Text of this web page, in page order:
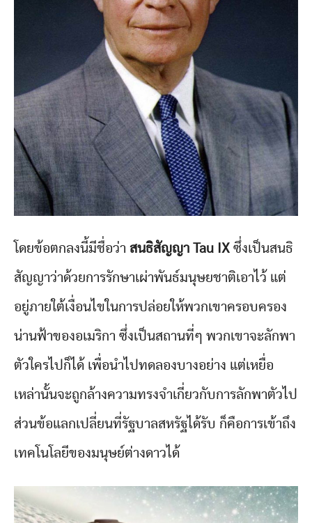
โดยข้อตกลงนี้มีชื่อว่า สนธิสัญญา Tau IX ซึ่งเป็นสนธิ
สัญญาว่าด้วยการรักษาเผ่าพันธ์มนุษยชาติเอาไว้ แต่
อยู่ภายใต้เงื่อนไขในการปล่อยให้พวกเขาครอบครอง
น่านฟ้าของอเมริกา ซึ่งเป็นสถานที่ๆ พวกเขาจะลักพา
ตัวใครไปก็ได้ เพื่อนำไปทดลองบางอย่าง แต่เหยื่อ
เหล่านั้นจะถูกล้างความทรงจำเกี่ยวกับการลักพาตัวไป
ส่วนข้อแลกเปลี่ยนที่รัฐบาลสหรัฐได้รับ ก็คือการเข้าถึง
เทคโนโลยีของมนุษย์ต่างดาวได้